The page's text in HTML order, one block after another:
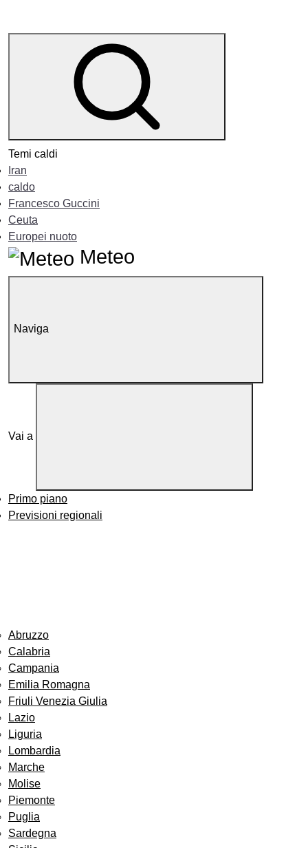
Temi caldi
Iran
caldo
Francesco Guccini
Ceuta
Europei nuoto
Meteo
Naviga
Vai a
Primo piano
Previsioni regionali
Abruzzo
Calabria
Campania
Emilia Romagna
Friuli Venezia Giulia
Lazio
Liguria
Lombardia
Marche
Molise
Piemonte
Puglia
Sardegna